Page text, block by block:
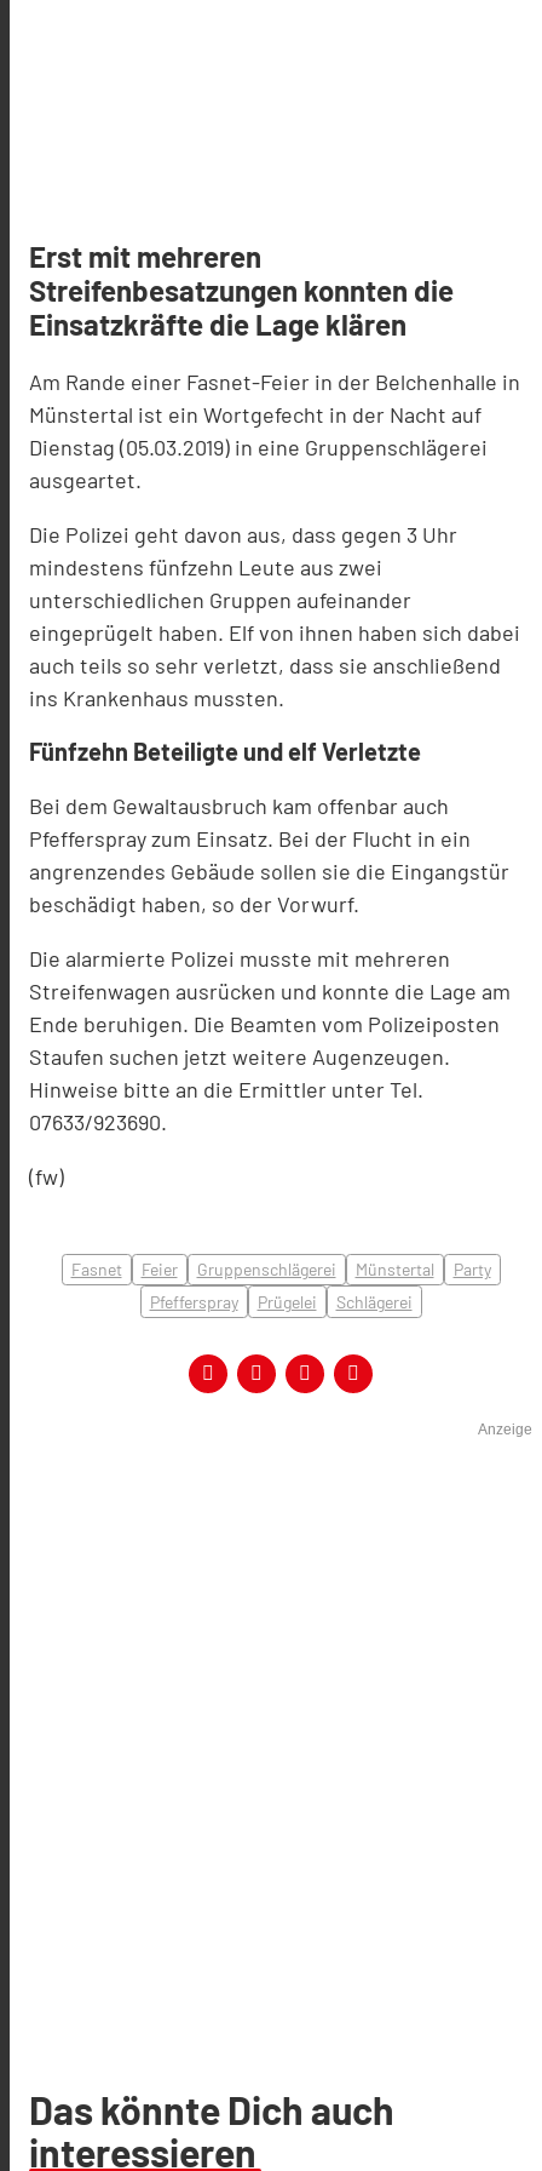
Erst mit mehreren
Streifenbesatzungen konnten die
Einsatzkräfte die Lage klären
Am Rande einer Fasnet-Feier in der Belchenhalle in
Münstertal ist ein Wortgefecht in der Nacht auf
Dienstag (05.03.2019) in eine Gruppenschlägerei
ausgeartet.
Die Polizei geht davon aus, dass gegen 3 Uhr
mindestens fünfzehn Leute aus zwei
unterschiedlichen Gruppen aufeinander
eingeprügelt haben. Elf von ihnen haben sich dabei
auch teils so sehr verletzt, dass sie anschließend
ins Krankenhaus mussten.
Fünfzehn Beteiligte und elf Verletzte
Bei dem Gewaltausbruch kam offenbar auch
Pfefferspray zum Einsatz. Bei der Flucht in ein
angrenzendes Gebäude sollen sie die Eingangstür
beschädigt haben, so der Vorwurf.
Die alarmierte Polizei musste mit mehreren
Streifenwagen ausrücken und konnte die Lage am
Ende beruhigen. Die Beamten vom Polizeiposten
Staufen suchen jetzt weitere Augenzeugen.
Hinweise bitte an die Ermittler unter Tel.
07633/923690.
(fw)
Fasnet Feier Gruppenschlägerei Münstertal
Party
Pfefferspray
Prügelei Schlägerei
Anzeige
Das könnte Dich auch
interessieren